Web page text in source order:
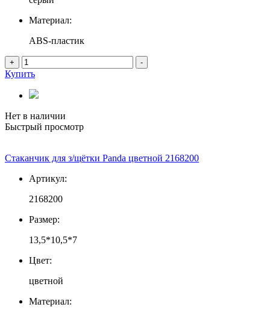
Материал:
ABS-пластик
+ -
Купить
Нет в наличии
Быстрый просмотр
Стаканчик для з/щётки Panda цветной 2168200
Артикул:
2168200
Размер:
13,5*10,5*7
Цвет:
цветной
Материал: